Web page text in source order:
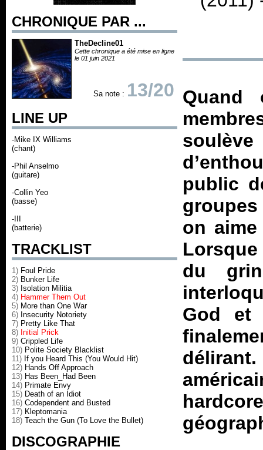
CHRONIQUE PAR ...
TheDecline01
Cette chronique a été mise en ligne
le 01 juin 2021
Sa note : 13/20
LINE UP
-Mike IX Williams
(chant)
-Phil Anselmo
(guitare)
-Collin Yeo
(basse)
-III
(batterie)
TRACKLIST
1) Foul Pride
2) Bunker Life
3) Isolation Militia
4) Hammer Them Out
5) More than One War
6) Insecurity Notoriety
7) Pretty Like That
8) Initial Prick
9) Crippled Life
10) Polite Society Blacklist
11) If you Heard This (You Would Hit)
12) Hands Off Approach
13) Has Been_Had Been
14) Primate Envy
15) Death of an Idiot
16) Codependent and Busted
17) Kleptomania
18) Teach the Gun (To Love the Bullet)
DISCOGRAPHIE
Quand
public
groupes
on
du
God et